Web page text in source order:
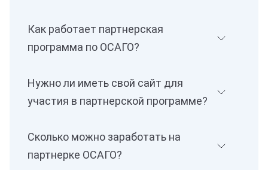
Как работает партнерская
программа по ОСАГО?
Нужно ли иметь свой сайт для
участия в партнерской программе?
Сколько можно заработать на
партнерке ОСАГО?